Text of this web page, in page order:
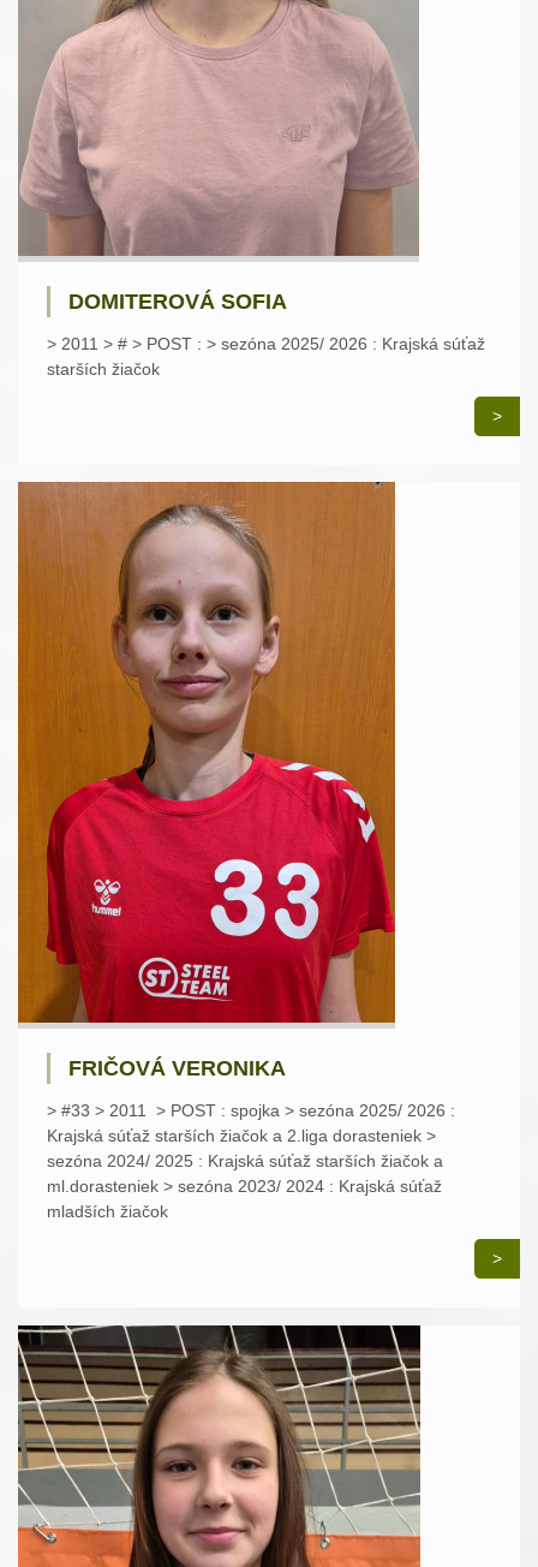
DOMITEROVÁ SOFIA
> 2011 > # > POST : > sezóna 2025/ 2026 : Krajská súťaž
starších žiačok
>
FRIČOVÁ VERONIKA
> #33 > 2011 > POST : spojka > sezóna 2025/ 2026 :
Krajská súťaž starších žiačok a 2.liga dorasteniek >
sezóna 2024/ 2025 : Krajská súťaž starších žiačok a
ml.dorasteniek > sezóna 2023/ 2024 : Krajská súťaž
mladších žiačok
>